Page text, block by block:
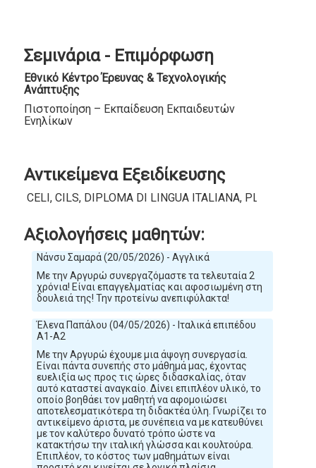
Σεμινάρια - Επιμόρφωση
Εθνικό Κέντρο Έρευνας & Τεχνολογικής
Ανάπτυξης
Πιστοποίηση – Εκπαίδευση Εκπαιδευτών
Ενηλίκων
Αντικείμενα Εξειδίκευσης
CELI, CILS, DIPLOMA DI LINGUA ITALIANA, PLIDA, ΚΠΓ
Αξιολογήσεις μαθητών:
Νάνσυ Σαμαρά (20/05/2026) - Αγγλικά
Με την Αργυρώ συνεργαζόμαστε τα τελευταία 2
χρόνια! Είναι επαγγελματίας και αφοσιωμένη στη
δουλειά της! Την προτείνω ανεπιφύλακτα!
Έλενα Παπάλου (04/05/2026) - Ιταλικά επιπέδου
Α1-Α2
Με την Αργυρώ έχουμε μια άψογη συνεργασία.
Είναι πάντα συνεπής στο μάθημά μας, έχοντας
ευελιξία ως προς τις ώρες διδασκαλίας, όταν
αυτό καταστεί αναγκαίο. Δίνει επιπλέον υλικό, το
οποίο βοηθάει τον μαθητή να αφομοιώσει
αποτελεσματικότερα τη διδακτέα ύλη. Γνωρίζει το
αντικείμενο άριστα, με συνέπεια να με κατευθύνει
με τον καλύτερο δυνατό τρόπο ώστε να
κατακτήσω την ιταλική γλώσσα και κουλτούρα.
Επιπλέον, το κόστος των μαθημάτων είναι